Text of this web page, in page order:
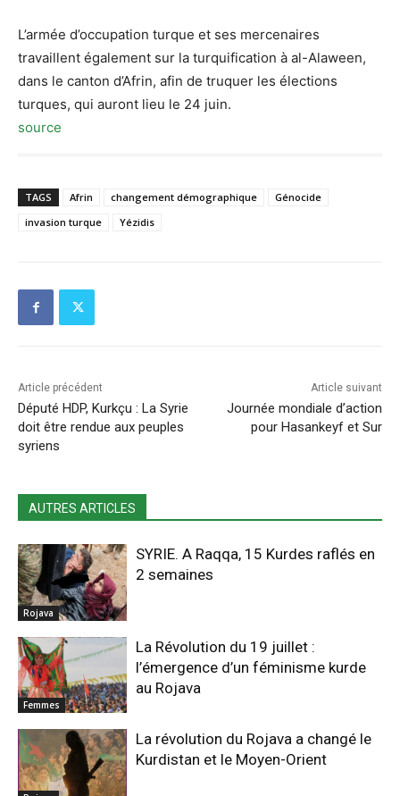
L’armée d’occupation turque et ses mercenaires
travaillent également sur la turquification à al-Alaween,
dans le canton d’Afrin, afin de truquer les élections
turques, qui auront lieu le 24 juin.
source
TAGS Afrin changement démographique
Génocide
invasion turque
Yézidis
Article précédent
Député HDP, Kurkçu : La Syrie
doit être rendue aux peuples
syriens
Article suivant
Journée mondiale d’action
pour Hasankeyf et Sur
AUTRES ARTICLES
Rojava
SYRIE. A Raqqa, 15 Kurdes raflés en
2 semaines
Femmes
La Révolution du 19 juillet :
l’émergence d’un féminisme kurde
au Rojava
La révolution du Rojava a changé le
Kurdistan et le Moyen-Orient